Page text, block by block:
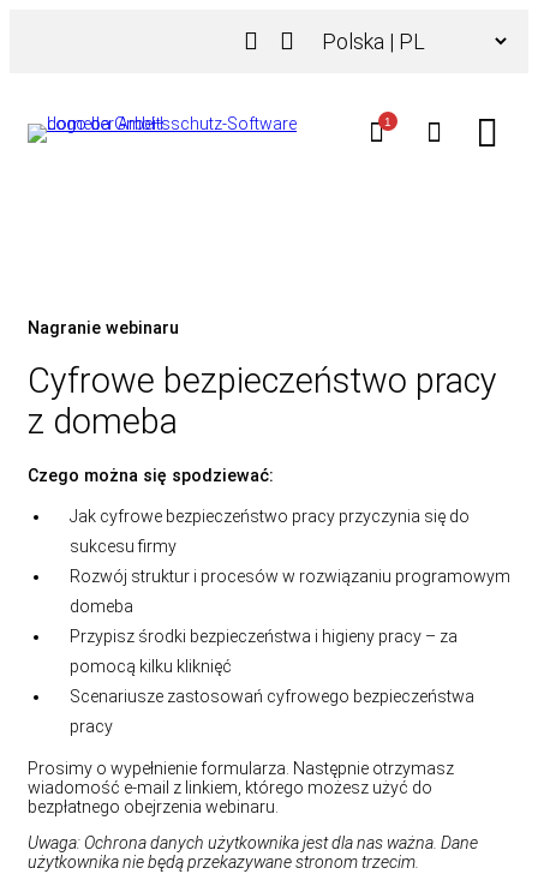
język
1
Nagranie webinaru
Cyfrowe bezpieczeństwo pracy
z domeba
Czego można się spodziewać:
Jak cyfrowe bezpieczeństwo pracy przyczynia się do
sukcesu firmy
Rozwój struktur i procesów w rozwiązaniu programowym
domeba
Przypisz środki bezpieczeństwa i higieny pracy – za
pomocą kilku kliknięć
Scenariusze zastosowań cyfrowego bezpieczeństwa
pracy
Prosimy o wypełnienie formularza. Następnie otrzymasz
wiadomość e-mail z linkiem, którego możesz użyć do
bezpłatnego obejrzenia webinaru.
Uwaga: Ochrona danych użytkownika jest dla nas ważna. Dane
użytkownika nie będą przekazywane stronom trzecim.